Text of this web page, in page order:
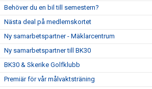
Behöver du en bil till semestern?
Nästa deal på medlemskortet
Ny samarbetspartner - Mäklarcentrum
Ny samarbetspartner till BK30
BK30 & Skerike Golfklubb
Premiär för vår målvaktsträning